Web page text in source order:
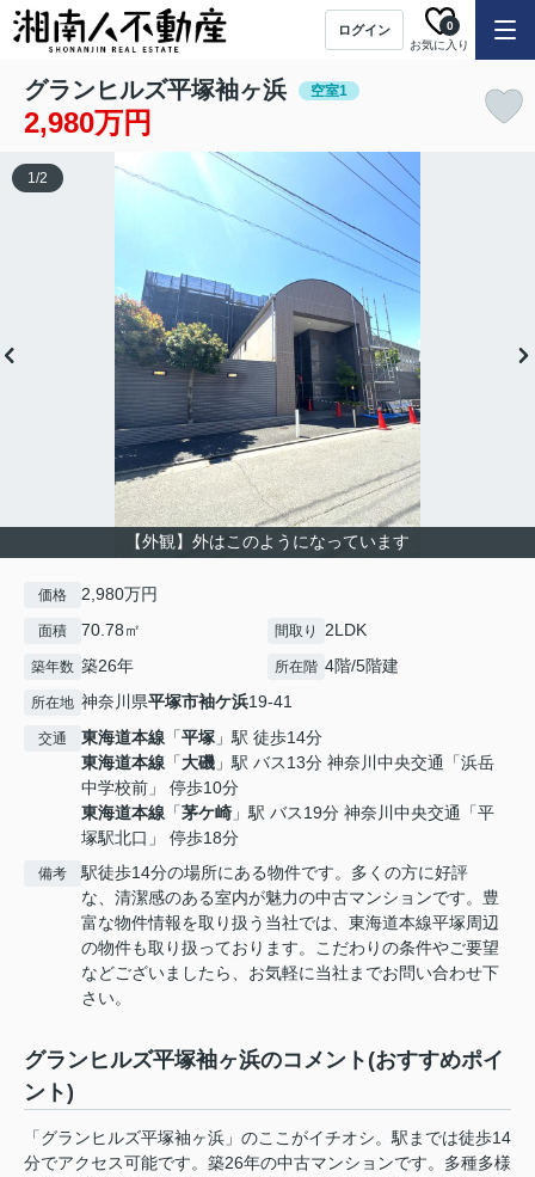
ログイン
お気に入り
0
グランヒルズ平塚袖ヶ浜 空室1
2,980万円
【外観】外はこのようになっています
1/2
価格 2,980万円
面積 70.78㎡ 間取り 2LDK
築年数 築26年 所在階 4階/5階建
所在地 神奈川県平塚市袖ケ浜19-41
交通 東海道本線 「平塚 」駅 徒歩14分
東海道本線 「大磯 」駅 バス13分 神奈川中央交通「浜岳
中学校前」 停歩10分
東海道本線 「茅ケ崎 」駅 バス19分 神奈川中央交通「平
塚駅北口」 停歩18分
備考
駅徒歩14分の場所にある物件です。多くの方に好評
な、清潔感のある室内が魅力の中古マンションです。豊
富な物件情報を取り扱う当社では、東海道本線平塚周辺
の物件も取り扱っております。こだわりの条件やご要望
などございましたら、お気軽に当社までお問い合わせ下
さい。
グランヒルズ平塚袖ヶ浜のコメント(おすすめポイ
ント)
「グランヒルズ平塚袖ヶ浜」のここがイチオシ。駅までは徒歩14
分でアクセス可能です。築26年の中古マンションです。多種多様